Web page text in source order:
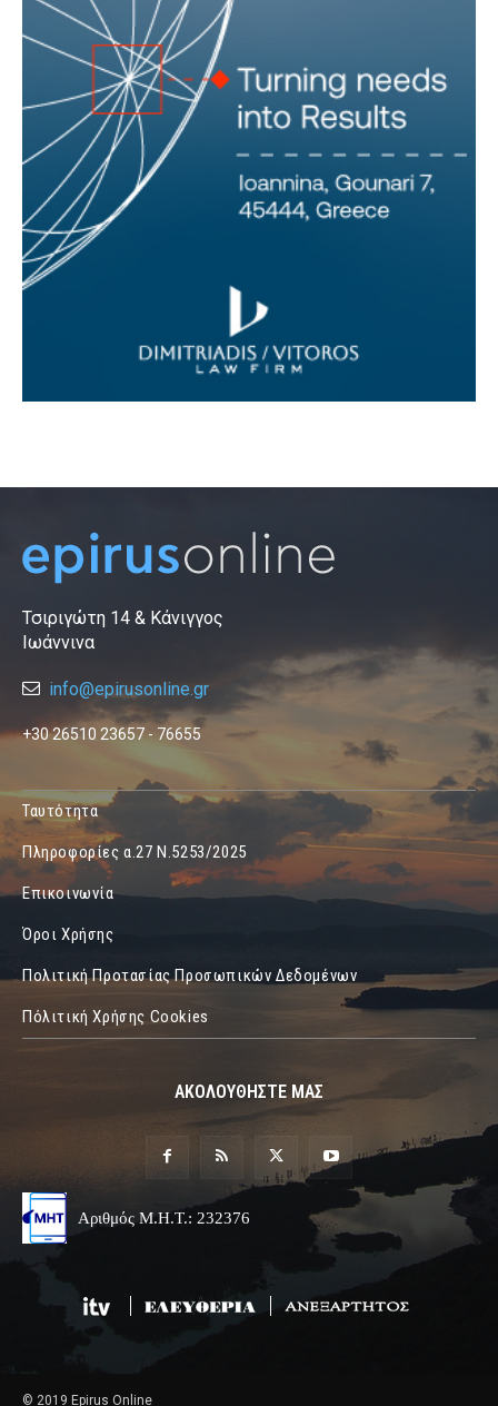
Τσιριγώτη 14 & Κάνιγγος
Ιωάννινα
info@epirusonline.gr
+30 26510 23657 - 76655
Ταυτότητα
Πληροφορίες α.27 Ν.5253/2025
Επικοινωνία
Όροι Χρήσης
Πολιτική Προτασίας Προσωπικών Δεδομένων
Πόλιτική Χρήσης Cookies
ΑΚΟΛΟΥΘΗΣΤΕ ΜΑΣ
Αριθμός Μ.Η.Τ.: 232376
© 2019 Epirus Online